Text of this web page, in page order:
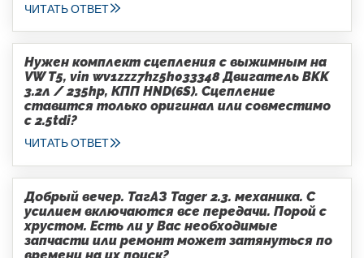
ЧИТАТЬ ОТВЕТ
Нужен комплект сцепления с выжимным на
VW T5, vin wv1zzz7hz5h033348 Двигатель BKK
3.2л / 235hp, КПП HND(6S). Сцепление
ставится только оригинал или совместимо
с 2.5tdi?
ЧИТАТЬ ОТВЕТ
Добрый вечер. ТагАЗ Tager 2.3. механика. С
усилием включаются все передачи. Порой с
хрустом. Есть ли у Вас необходимые
запчасти или ремонт может затянуться по